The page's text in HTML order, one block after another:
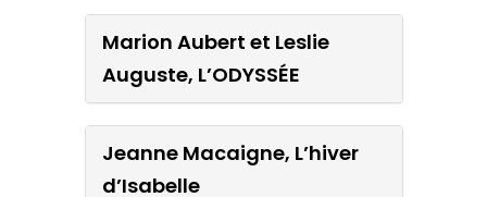
Marion Aubert et Leslie
Auguste, L’ODYSSÉE
Jeanne Macaigne, L’hiver
d’Isabelle